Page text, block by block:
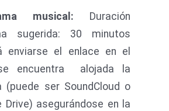
a musical: Duración
sugerida: 30 minutos
enviarse el enlace en el
encuentra alojada la
(puede ser SoundCloud o
Drive) asegurándose en la